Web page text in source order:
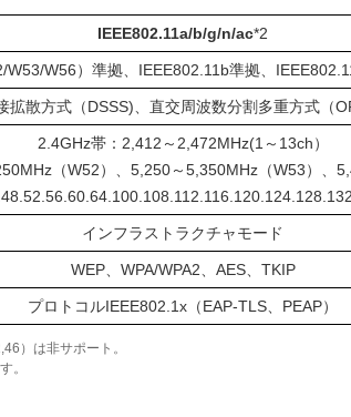
IEEE802.11a/b/g/n/ac*2
W53/W56）準拠、IEEE802.11b準拠、
拡散方式（DSSS)、直交周波数分割多重方式（
2.4GHz帯：2,412～2,472MHz(1～13ch）
（W52）、5,250～5,350MHz（W53）、
インフラストラクチャモード
WEP、WPA/WPA2、AES、TKIP
プロトコルIEEE802.1x（EAP-TLS、PEAP）
）は非サポート。
。